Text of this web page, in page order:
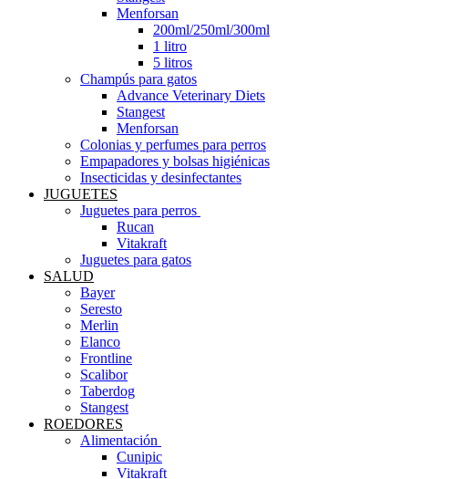
Menforsan
200ml/250ml/300ml
1 litro
5 litros
Champús para gatos
Advance Veterinary Diets
Stangest
Menforsan
Colonias y perfumes para perros
Empapadores y bolsas higiénicas
Insecticidas y desinfectantes
JUGUETES
Juguetes para perros ​
Rucan
Vitakraft
Juguetes para gatos
SALUD
Bayer
Seresto
Merlin
Elanco
Frontline
Scalibor
Taberdog
Stangest
ROEDORES
Alimentación ​
Cunipic
Vitakraft